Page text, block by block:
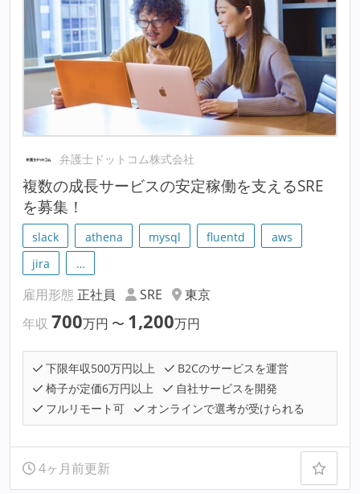
弁護士ドットコム株式会社
複数の成長サービスの安定稼働を支えるSRE
を募集！
slack athena mysql fluentd
aws
jira
…
雇用形態 正社員 SRE
東京
年収 700万円 〜 1,200万円
下限年収500万円以上
B2Cのサービスを運営
椅子が定価6万円以上
自社サービスを開発
フルリモート可
オンラインで選考が受けられる
4ヶ月前更新